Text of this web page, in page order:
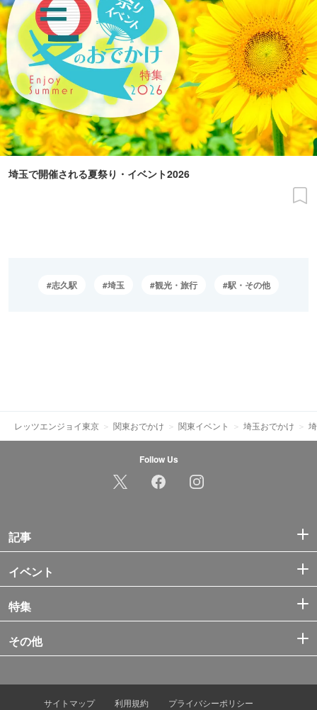
埼玉で開催される夏祭り・イベント2026
志久駅 埼玉 観光・旅行 駅・その他
レッツエンジョイ東京 関東おでかけ 関東イベント 埼玉おでかけ
Follow Us
記事
イベント
特集
その他
サイトマップ 利用規約 プライバシーポリシー